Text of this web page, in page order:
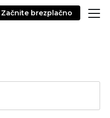
Začnite brezplačno